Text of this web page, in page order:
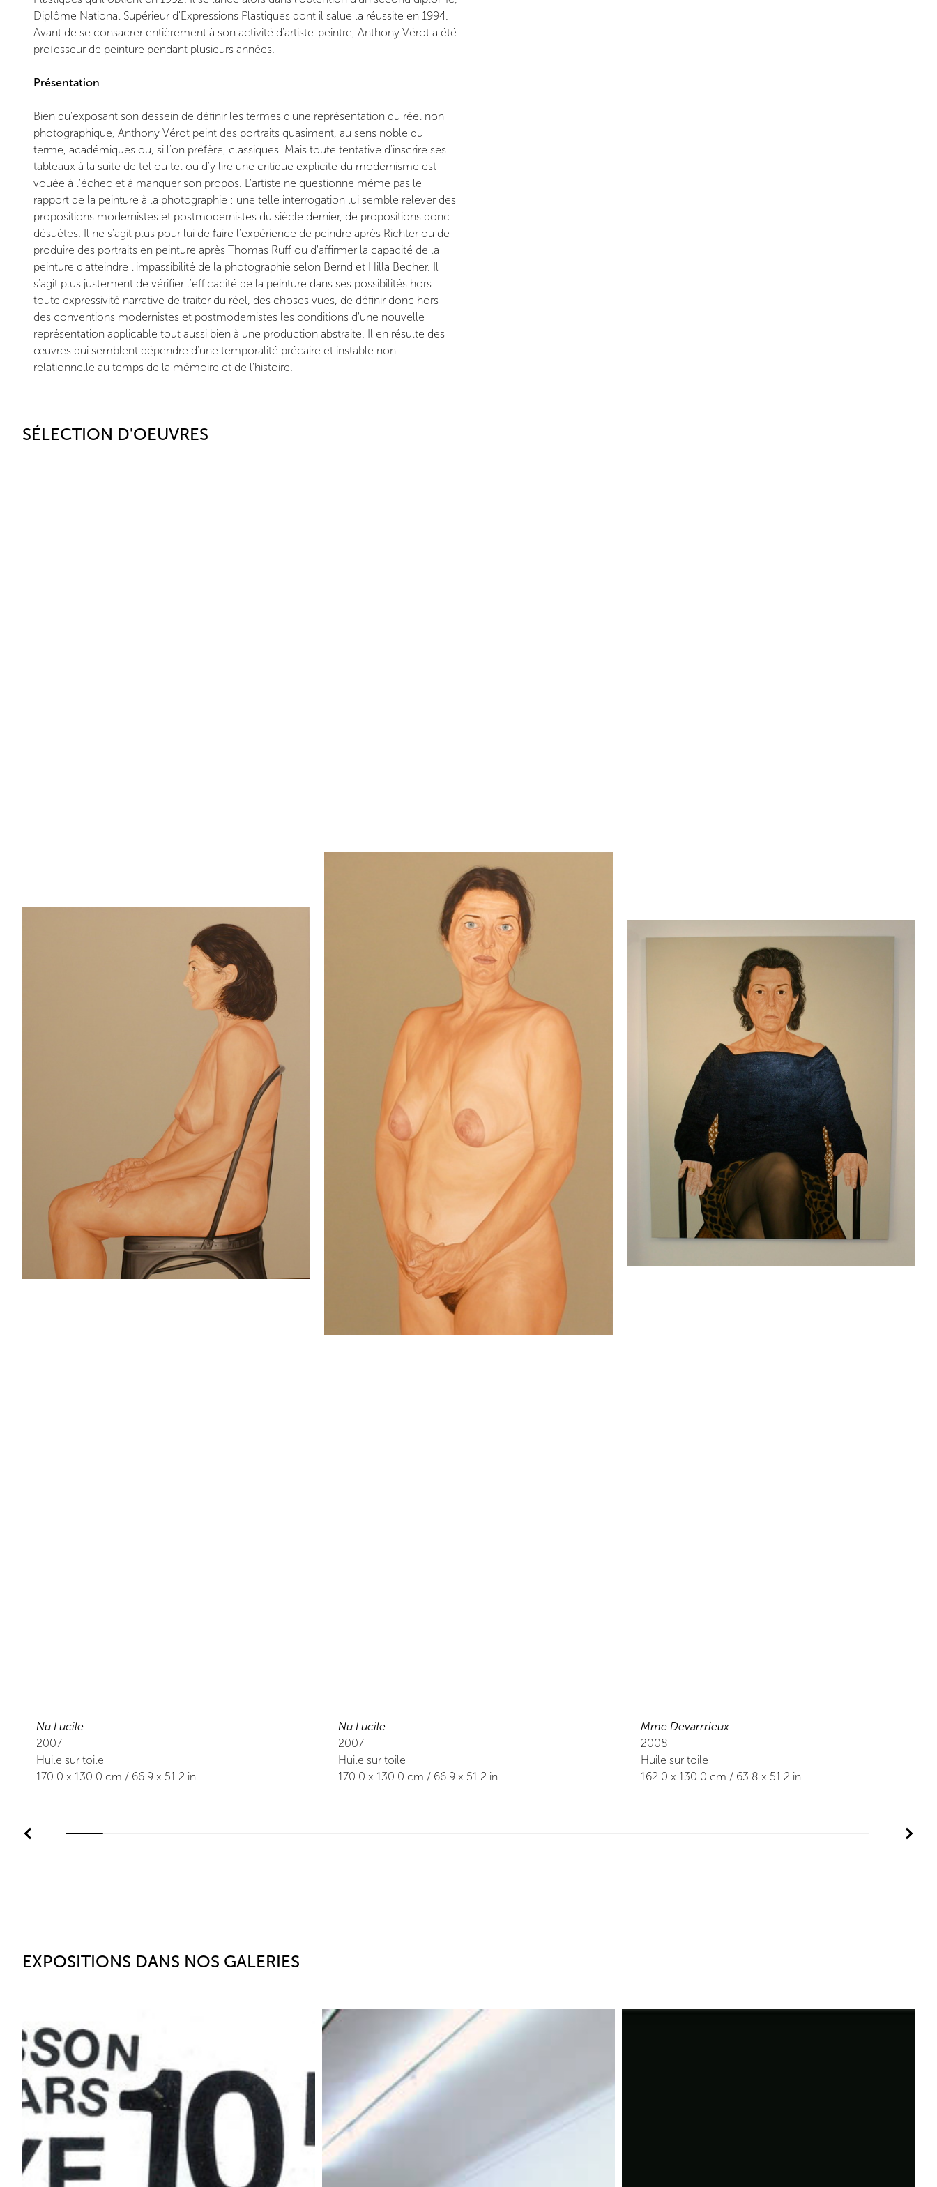
Diplôme National Supérieur d'Expressions Plastiques dont il salue la réussite en 1994.
Avant de se consacrer entièrement à son activité d'artiste-peintre, Anthony Vérot a été
professeur de peinture pendant plusieurs années.
Présentation
Bien qu'exposant son dessein de définir les termes d'une représentation du réel non
photographique, Anthony Vérot peint des portraits quasiment, au sens noble du
terme, académiques ou, si l'on préfère, classiques. Mais toute tentative d'inscrire ses
tableaux à la suite de tel ou tel ou d'y lire une critique explicite du modernisme est
vouée à l'échec et à manquer son propos. L'artiste ne questionne même pas le
rapport de la peinture à la photographie : une telle interrogation lui semble relever des
propositions modernistes et postmodernistes du siècle dernier, de propositions donc
désuètes. Il ne s'agit plus pour lui de faire l'expérience de peindre après Richter ou de
produire des portraits en peinture après Thomas Ruff ou d'affirmer la capacité de la
peinture d'atteindre l'impassibilité de la photographie selon Bernd et Hilla Becher. Il
s'agit plus justement de vérifier l'efficacité de la peinture dans ses possibilités hors
toute expressivité narrative de traiter du réel, des choses vues, de définir donc hors
des conventions modernistes et postmodernistes les conditions d'une nouvelle
représentation applicable tout aussi bien à une production abstraite. Il en résulte des
œuvres qui semblent dépendre d'une temporalité précaire et instable non
relationnelle au temps de la mémoire et de l'histoire.
SÉLECTION D'OEUVRES
Nu Lucile
2007
Huile sur toile
170.0 x 130.0 cm / 66.9 x 51.2 in
Nu Lucile
2007
Huile sur toile
170.0 x 130.0 cm / 66.9 x 51.2 in
Mme Devarrrieux
2008
Huile sur toile
162.0 x 130.0 cm / 63.8 x 51.2 in
EXPOSITIONS DANS NOS GALERIES